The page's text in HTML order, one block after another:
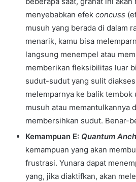
menyebabkan efek concuss
musuh yang berada di dalam
menarik, kamu bisa
langsung menempel atau
memberikan fleksibilitas luar
sudut-sudut yang sulit
melemparnya ke balik tembok
musuh atau memantulkannya
membersihkan sudut. Benar-
Kemampuan E: Quantum
kemampuan yang akan
frustrasi. Yunara dapat
yang, jika diaktifkan, akan